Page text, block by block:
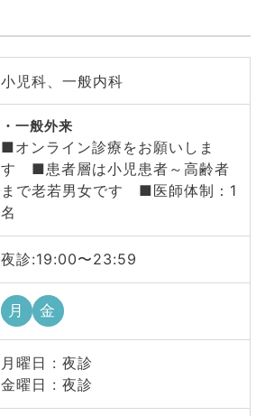
小児科、一般内科
一般外来
■オンライン診療をお願いしま
す ■患者層は小児患者～高齢者
まで老若男女です ■医師体制：1
名
夜診:19:00〜23:59
月 金
月曜日 : 夜診
金曜日 : 夜診